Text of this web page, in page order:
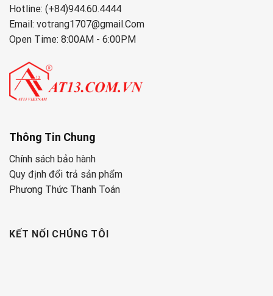
Hotline: (+84)944.60.4444
Email: votrang1707@gmail.Com
Open Time: 8:00AM - 6:00PM
Thông Tin Chung
Chính sách bảo hành
Quy định đổi trả sản phẩm
Phương Thức Thanh Toán
KẾT NỐI CHÚNG TÔI